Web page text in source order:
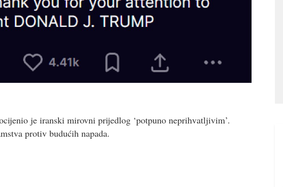
je iranski mirovni prijedlog ‘potpuno neprihvatljivim’.
protiv budućih napada.